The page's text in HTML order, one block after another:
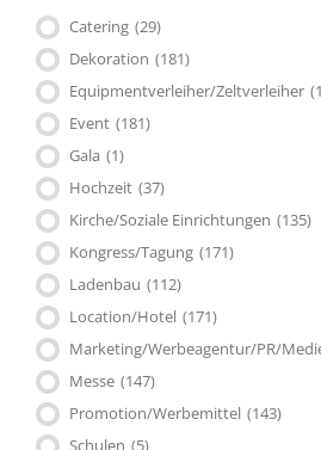
Catering (29)
Dekoration (181)
Equipmentverleiher/Zeltverleiher
Event (181)
Gala (1)
Hochzeit (37)
Kirche/Soziale Einrichtungen (135)
Kongress/Tagung (171)
Ladenbau (112)
Location/Hotel (171)
Marketing/Werbeagentur/PR/
Messe (147)
Promotion/Werbemittel (143)
Schulen (5)